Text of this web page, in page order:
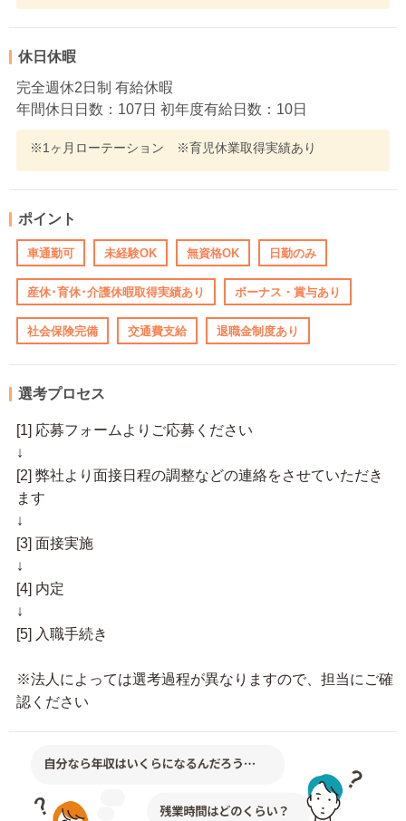
休日休暇
完全週休2日制 有給休暇
年間休日日数：107日 初年度有給日数：10日
※1ヶ月ローテーション ※育児休業取得実績あり
ポイント
車通勤可 未経験OK 無資格OK 日勤のみ
産休･育休･介護休暇取得実績あり ボーナス・賞与あり
社会保険完備 交通費支給 退職金制度あり
選考プロセス
[1] 応募フォームよりご応募ください
↓
[2] 弊社より面接日程の調整などの連絡をさせていただき
ます
↓
[3] 面接実施
↓
[4] 内定
↓
[5] 入職手続き
※法人によっては選考過程が異なりますので、担当にご確
認ください